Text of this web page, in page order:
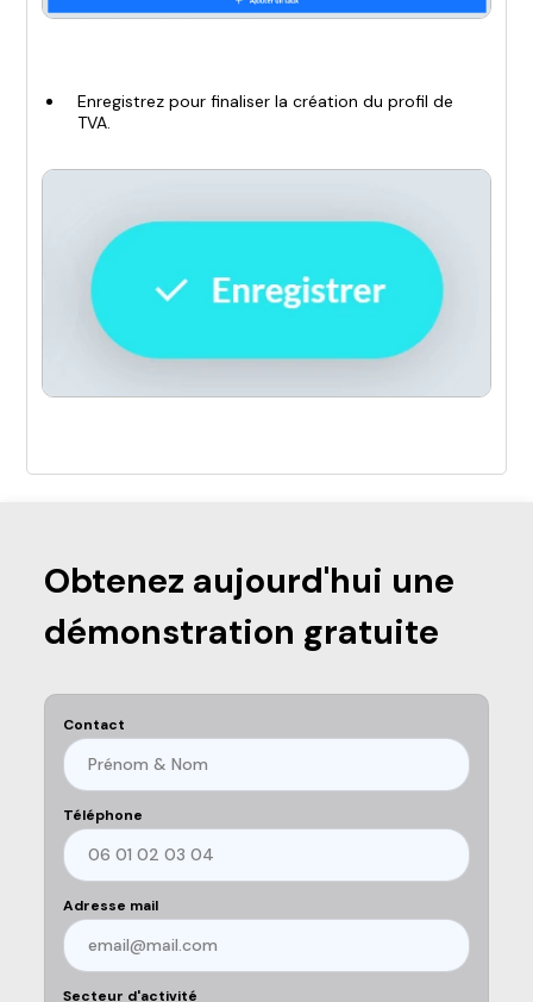
Enregistrez pour finaliser la création du profil de
TVA.
Obtenez aujourd'hui une
démonstration gratuite
Contact
Téléphone
Adresse mail
Secteur d'activité